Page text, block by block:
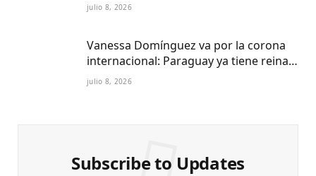
julio 8, 2026
Vanessa Domínguez va por la corona
internacional: Paraguay ya tiene reina
Petite 2027
julio 8, 2026
Subscribe to Updates